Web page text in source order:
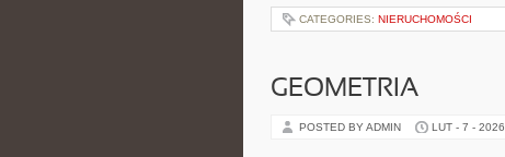
CATEGORIES: NIERUCHOMOŚCI
GEOMETRIA
POSTED BY ADMIN LUT - 7 - 2026